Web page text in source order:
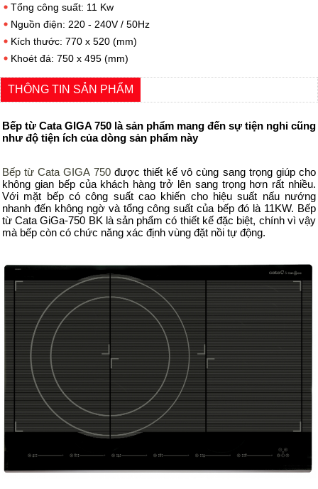
Tổng công suất: 11 Kw
Nguồn điện: 220 - 240V / 50Hz
Kích thước: 770 x 520 (mm)
Khoét đá: 750 x 495 (mm)
THÔNG TIN SẢN PHẨM
Bếp từ Cata GIGA 750 là sản phẩm mang đến sự tiện nghi cũng
như độ tiện ích của dòng sản phẩm này
Bếp từ Cata GIGA 750được thiết kế vô cùng sang trọng giúp cho
không gian bếp của khách hàng trở lên sang trọng hơn rất nhiều.
Với mặt bếp có công suất cao khiến cho hiệu suất nấu nướng
nhanh đến không ngờ và tổng công suất của bếp đó là 11KW. Bếp
từ Cata GiGa-750 BK là sản phẩm có thiết kế đặc biệt, chính vì vậy
mà bếp còn có chức năng xác định vùng đặt nồi tự động.